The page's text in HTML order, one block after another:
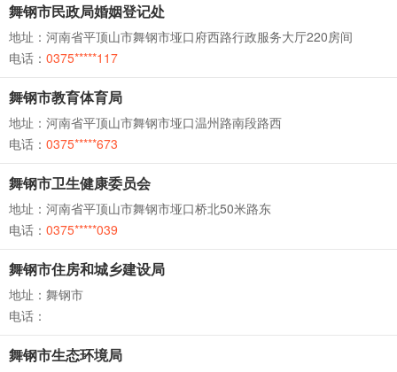
舞钢市民政局婚姻登记处
地址：河南省平顶山市舞钢市垭口府西路行政服务大厅220房间
电话： 0375*****117
舞钢市教育体育局
地址：河南省平顶山市舞钢市垭口温州路南段路西
电话： 0375*****673
舞钢市卫生健康委员会
地址：河南省平顶山市舞钢市垭口桥北50米路东
电话： 0375*****039
舞钢市住房和城乡建设局
地址：舞钢市
电话：
舞钢市生态环境局